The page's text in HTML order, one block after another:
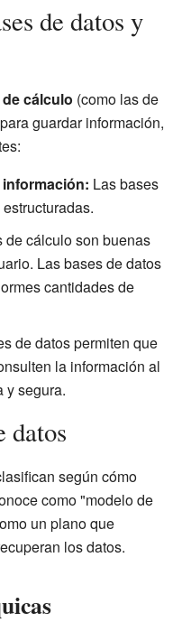
de datos y
cálculo (como las de
guardar información,
Las bases
de cálculo son buenas
Las bases de datos
cantidades de
de datos permiten que
la información al
y segura.
datos
según cómo
como "modelo de
un plano que
los datos.